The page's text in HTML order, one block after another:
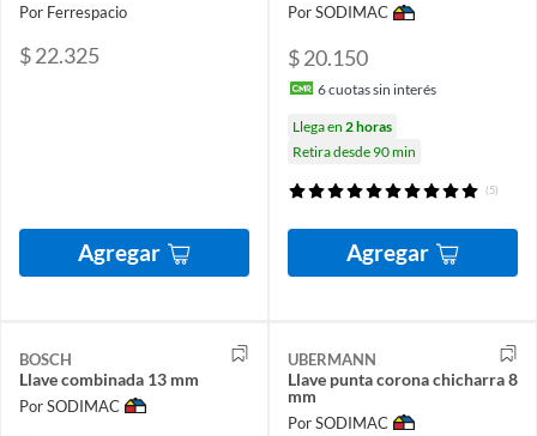
Por Ferrespacio
$ 22.325
Agregar
Por SODIMAC
$ 20.150
6cuotas sin interés
Llega en 2 horas
Retira desde 90 min
(5)
Agregar
BOSCH
Llave combinada 13 mm
Por SODIMAC
UBERMANN
Llave punta corona chicharra 8
mm
Por SODIMAC